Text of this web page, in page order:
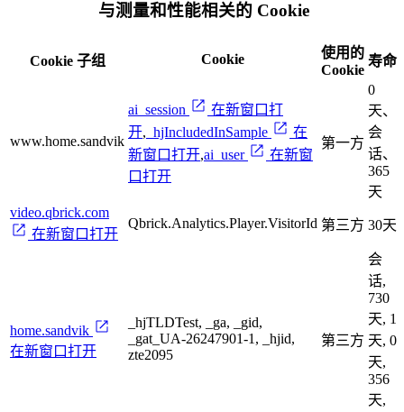
与测量和性能相关的 Cookie
Cookie 子组 Cookie
使用的
Cookie
寿命
www.home.sandvik
ai_session
在新窗口打
开, _hjIncludedInSample
在
新窗口打开,ai_user
在新窗
口打开
第一方
0
天、
会
话、
365
天
video.qbrick.com
在新窗口打开
Qbrick.Analytics.Player.VisitorId 第三方 30天
home.sandvik
在新窗口打开
_hjTLDTest, _ga, _gid,
_gat_UA-26247901-1, _hjid,
zte2095
第三方
会
话,
730
天, 1
天, 0
天,
356
天,